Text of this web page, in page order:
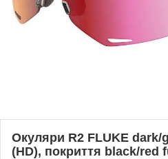
Окуляри R2 FLUKE dark/
(HD), покриття black/red